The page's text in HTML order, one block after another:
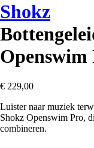
Shokz
Openswim
€ 229,00
Luister naar muziek
Shokz Openswim Pro,
combineren.